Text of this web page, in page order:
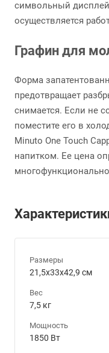
символьный
осуществляется
Графин для
Форма
предотвращает
снимается. Если не
поместите его в
Minuto One Touch
напитком. Ее цена
Размеры
21,5x33x42,9 см
Вес
7,5 кг
Мощность
1850 Вт